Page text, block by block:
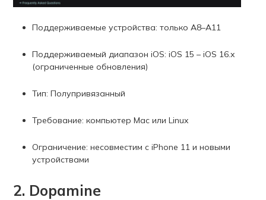
Поддерживаемые устройства: только A8–A11
Поддерживаемый диапазон iOS: iOS 15 – iOS 16.x
(ограниченные обновления)
Тип: Полупривязанный
Требование: компьютер Mac или Linux
Ограничение: несовместим с iPhone 11 и новыми
устройствами
2. Dopamine